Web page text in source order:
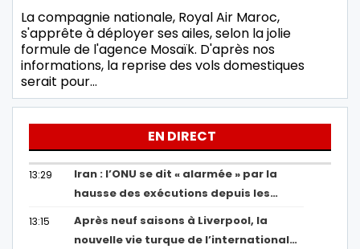
La compagnie nationale, Royal Air Maroc,
s'apprête à déployer ses ailes, selon la jolie
formule de l'agence Mosaïk. D'après nos
informations, la reprise des vols domestiques
serait pour…
EN DIRECT
13:29
Iran : l’ONU se dit « alarmée » par la
hausse des exécutions depuis les…
13:15
Après neuf saisons à Liverpool, la
nouvelle vie turque de l’international…